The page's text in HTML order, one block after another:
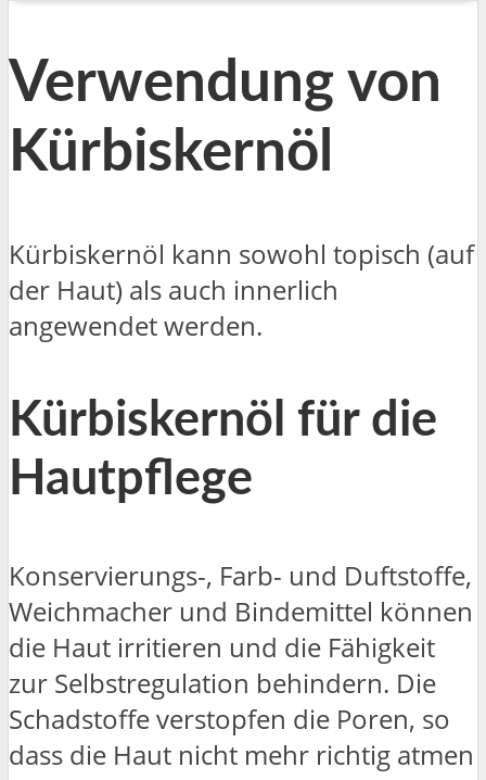
Verwendung von
Kürbiskernöl
Kürbiskernöl kann sowohl topisch (auf
der Haut) als auch innerlich
angewendet werden.
Kürbiskernöl für die
Hautpflege
Konservierungs-, Farb- und Duftstoffe,
Weichmacher und Bindemittel können
die Haut irritieren und die Fähigkeit
zur Selbstregulation behindern. Die
Schadstoffe verstopfen die Poren, so
dass die Haut nicht mehr richtig atmen